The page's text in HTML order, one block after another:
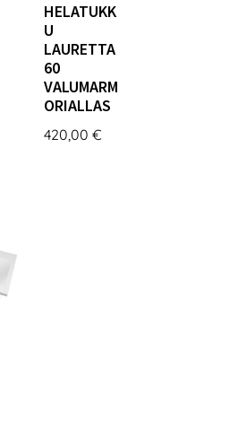
HELATUKK
U
LAURETTA
60
VALUMARM
ORIALLAS
420,00€